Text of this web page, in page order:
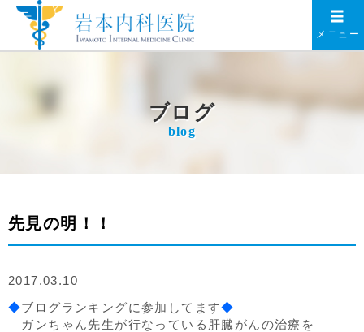
メニュー
ブログ
blog
先見の明！！
2017.03.10
◆ブログランキングに参加してます◆
ガンちゃん先生が行なっている肝臓がんの治療を